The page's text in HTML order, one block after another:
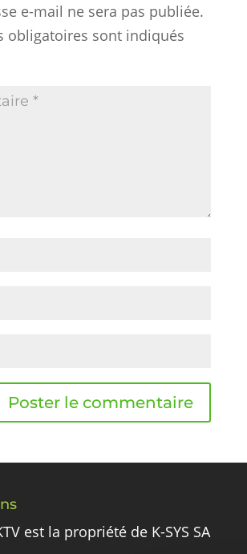
e-mail ne sera pas publiée.
obligatoires sont indiqués
est la propriété de K-SYS SA